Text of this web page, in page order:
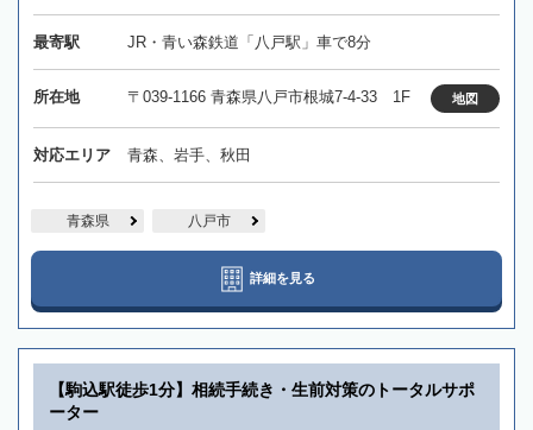
最寄駅 JR・青い森鉄道「八戸駅」車で8分
所在地 〒039-1166 青森県八戸市根城7-4-33 1F 地図
対応エリア 青森、岩手、秋田
青森県 八戸市
詳細を見る
【駒込駅徒歩1分】相続手続き・生前対策のトータルサポ
ーター